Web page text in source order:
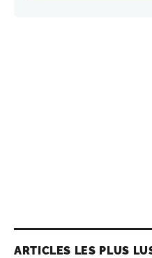
ARTICLES LES PLUS